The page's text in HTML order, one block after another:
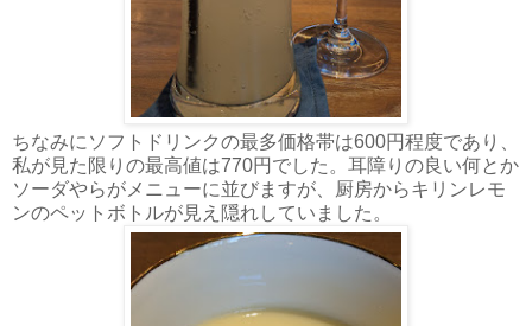
ちなみにソフトドリンクの最多価格帯は600円程度であり、
私が見た限りの最高値は770円でした。耳障りの良い何とか
ソーダやらがメニューに並びますが、厨房からキリンレモ
ンのペットボトルが見え隠れしていました。